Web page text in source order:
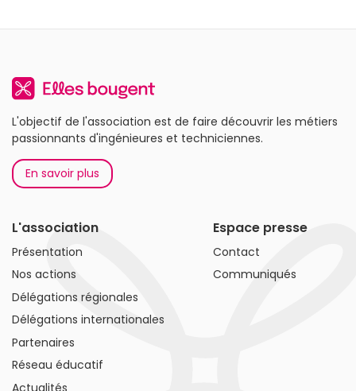
L'objectif de l'association est de faire découvrir les métiers
passionnants d'ingénieures et techniciennes.
En savoir plus
L'association
Présentation
Nos actions
Délégations régionales
Délégations internationales
Partenaires
Réseau éducatif
Actualités
Espace presse
Contact
Communiqués